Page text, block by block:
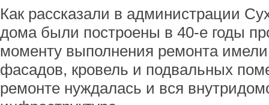
Как рассказали в администрации
дома были построены в 40-е годы
моменту выполнения ремонта
фасадов, кровель и подвальных
ремонте нуждалась и вся